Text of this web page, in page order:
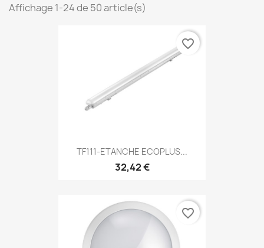
Affichage 1-24 de 50 article(s)
TF111-ETANCHE ECOPLUS...
32,42 €
favorite_border
favorite_border